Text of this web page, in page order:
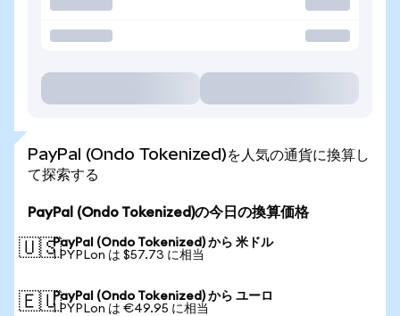
PayPal (Ondo Tokenized)を人気の通貨に換算し
て探索する
PayPal (Ondo Tokenized)の今日の換算価格
🇺🇸PayPal (Ondo Tokenized) から 米ドル
1 PYPLon は $57.73 に相当
🇪🇺PayPal (Ondo Tokenized) から ユーロ
1 PYPLon は €49.95 に相当